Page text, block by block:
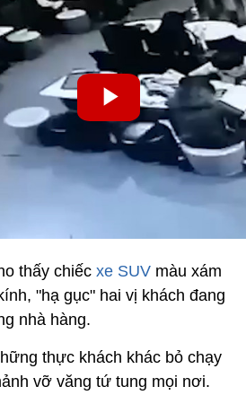
thấy chiếc xe SUV màu xám
"hạ gục" hai vị khách đang
nhà hàng.
thực khách khác bỏ chạy
vỡ văng tứ tung mọi nơi.